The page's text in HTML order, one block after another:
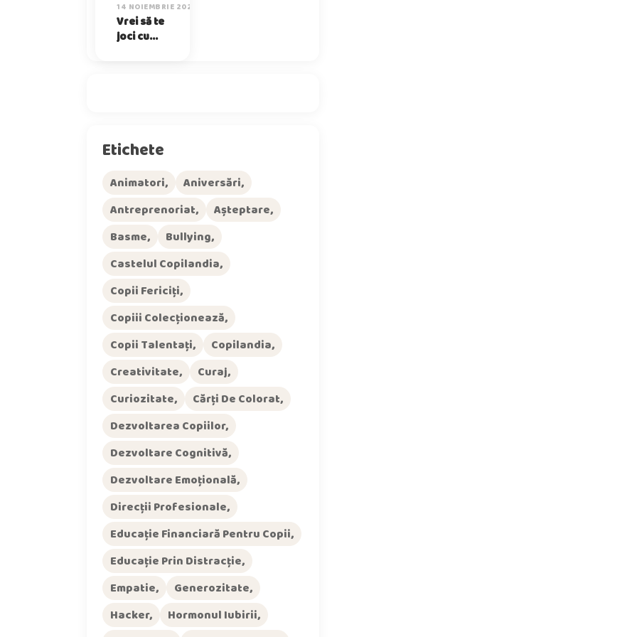
14 NOIEMBRIE 2025
Vrei să te
joci cu
Etichete
Animatori
Aniversări
Antreprenoriat
Așteptare
Basme
Bullying
Castelul Copilandia
Copii Fericiți
Copiii Colecționează
Copii Talentați
Copilandia
Creativitate
Curaj
Curiozitate
Cărți De Colorat
Dezvoltarea Copiilor
Dezvoltare Cognitivă
Dezvoltare Emoțională
Direcții Profesionale
Educație Financiară Pentru Copii
Educație Prin Distracție
Empatie
Generozitate
Hacker
Hormonul Iubirii